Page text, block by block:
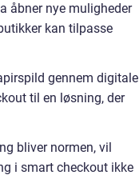
åbner nye muligheder
kan tilpasse
gennem digitale
til en løsning, der
bliver normen, vil
i smart checkout ikke